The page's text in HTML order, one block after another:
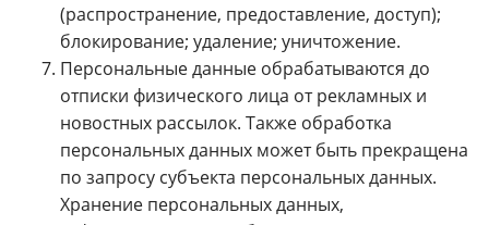
(распространение, предоставление, доступ);
блокирование; удаление; уничтожение.
Персональные данные обрабатываются до
отписки физического лица от рекламных и
новостных рассылок. Также обработка
персональных данных может быть прекращена
по запросу субъекта персональных данных.
Хранение персональных данных,